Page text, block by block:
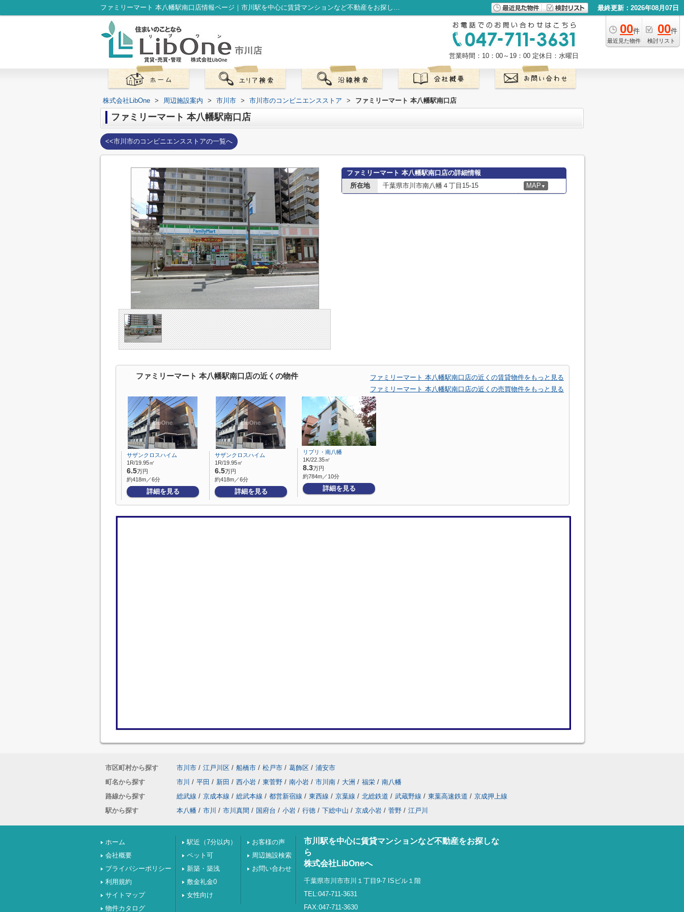
ファミリーマート 本八幡駅南口店情報ページ｜市川駅を中心に賃貸マンションなど不動産をお探しなら株式会社LibOneへ 最終更新：2026年08月07日
00件
最近見た物件
00件
検討リスト
営業時間：10：00～19：00 定休日：水曜日
株式会社LibOne > 周辺施設案内 > 市川市 > 市川市のコンビニエンスストア > ファミリーマート 本八幡駅南口店
ファミリーマート 本八幡駅南口店
<<市川市のコンビニエンスストアの一覧へ
ファミリーマート 本八幡駅南口店の詳細情報
所在地
千葉県市川市南八幡４丁目15-15 MAP ▼
ファミリーマート 本八幡駅南口店の近くの物件
ファミリーマート 本八幡駅南口店の近くの賃貸物件をもっと見る
ファミリーマート 本八幡駅南口店の近くの売買物件をもっと見る
サザンクロスハイム
1R/19.95㎡
6.5万円
約418m／6分
詳細を見る
サザンクロスハイム
1R/19.95㎡
6.5万円
約418m／6分
詳細を見る
リブリ・南八幡
1K/22.35㎡
8.3万円
約784m／10分
詳細を見る
市区町村から探す 市川市 / 江戸川区 / 船橋市 / 松戸市 / 葛飾区 / 浦安市
町名から探す
市川 / 平田 / 新田 / 西小岩 / 東菅野 / 南小岩 / 市川南 / 大洲 / 福栄 / 南八幡
路線から探す
総武線 / 京成本線 / 総武本線 / 都営新宿線 / 東西線 / 京葉線 / 北総鉄道 / 武蔵野線 / 東葉高速鉄道 / 京成押上線
駅から探す
本八幡 / 市川 / 市川真間 / 国府台 / 小岩 / 行徳 / 下総中山 / 京成小岩 / 菅野 / 江戸川
ホーム
会社概要
プライバシーポリシー
利用規約
サイトマップ
物件カタログ
駅近（7分以内）
ペット可
新築・築浅
敷金礼金0
女性向け
お客様の声
周辺施設検索
お問い合わせ
市川駅を中心に賃貸マンションなど不動産をお探しな
ら
株式会社LibOneへ
千葉県市川市市川１丁目9-7 ISビル１階
TEL:047-711-3631
FAX:047-711-3630